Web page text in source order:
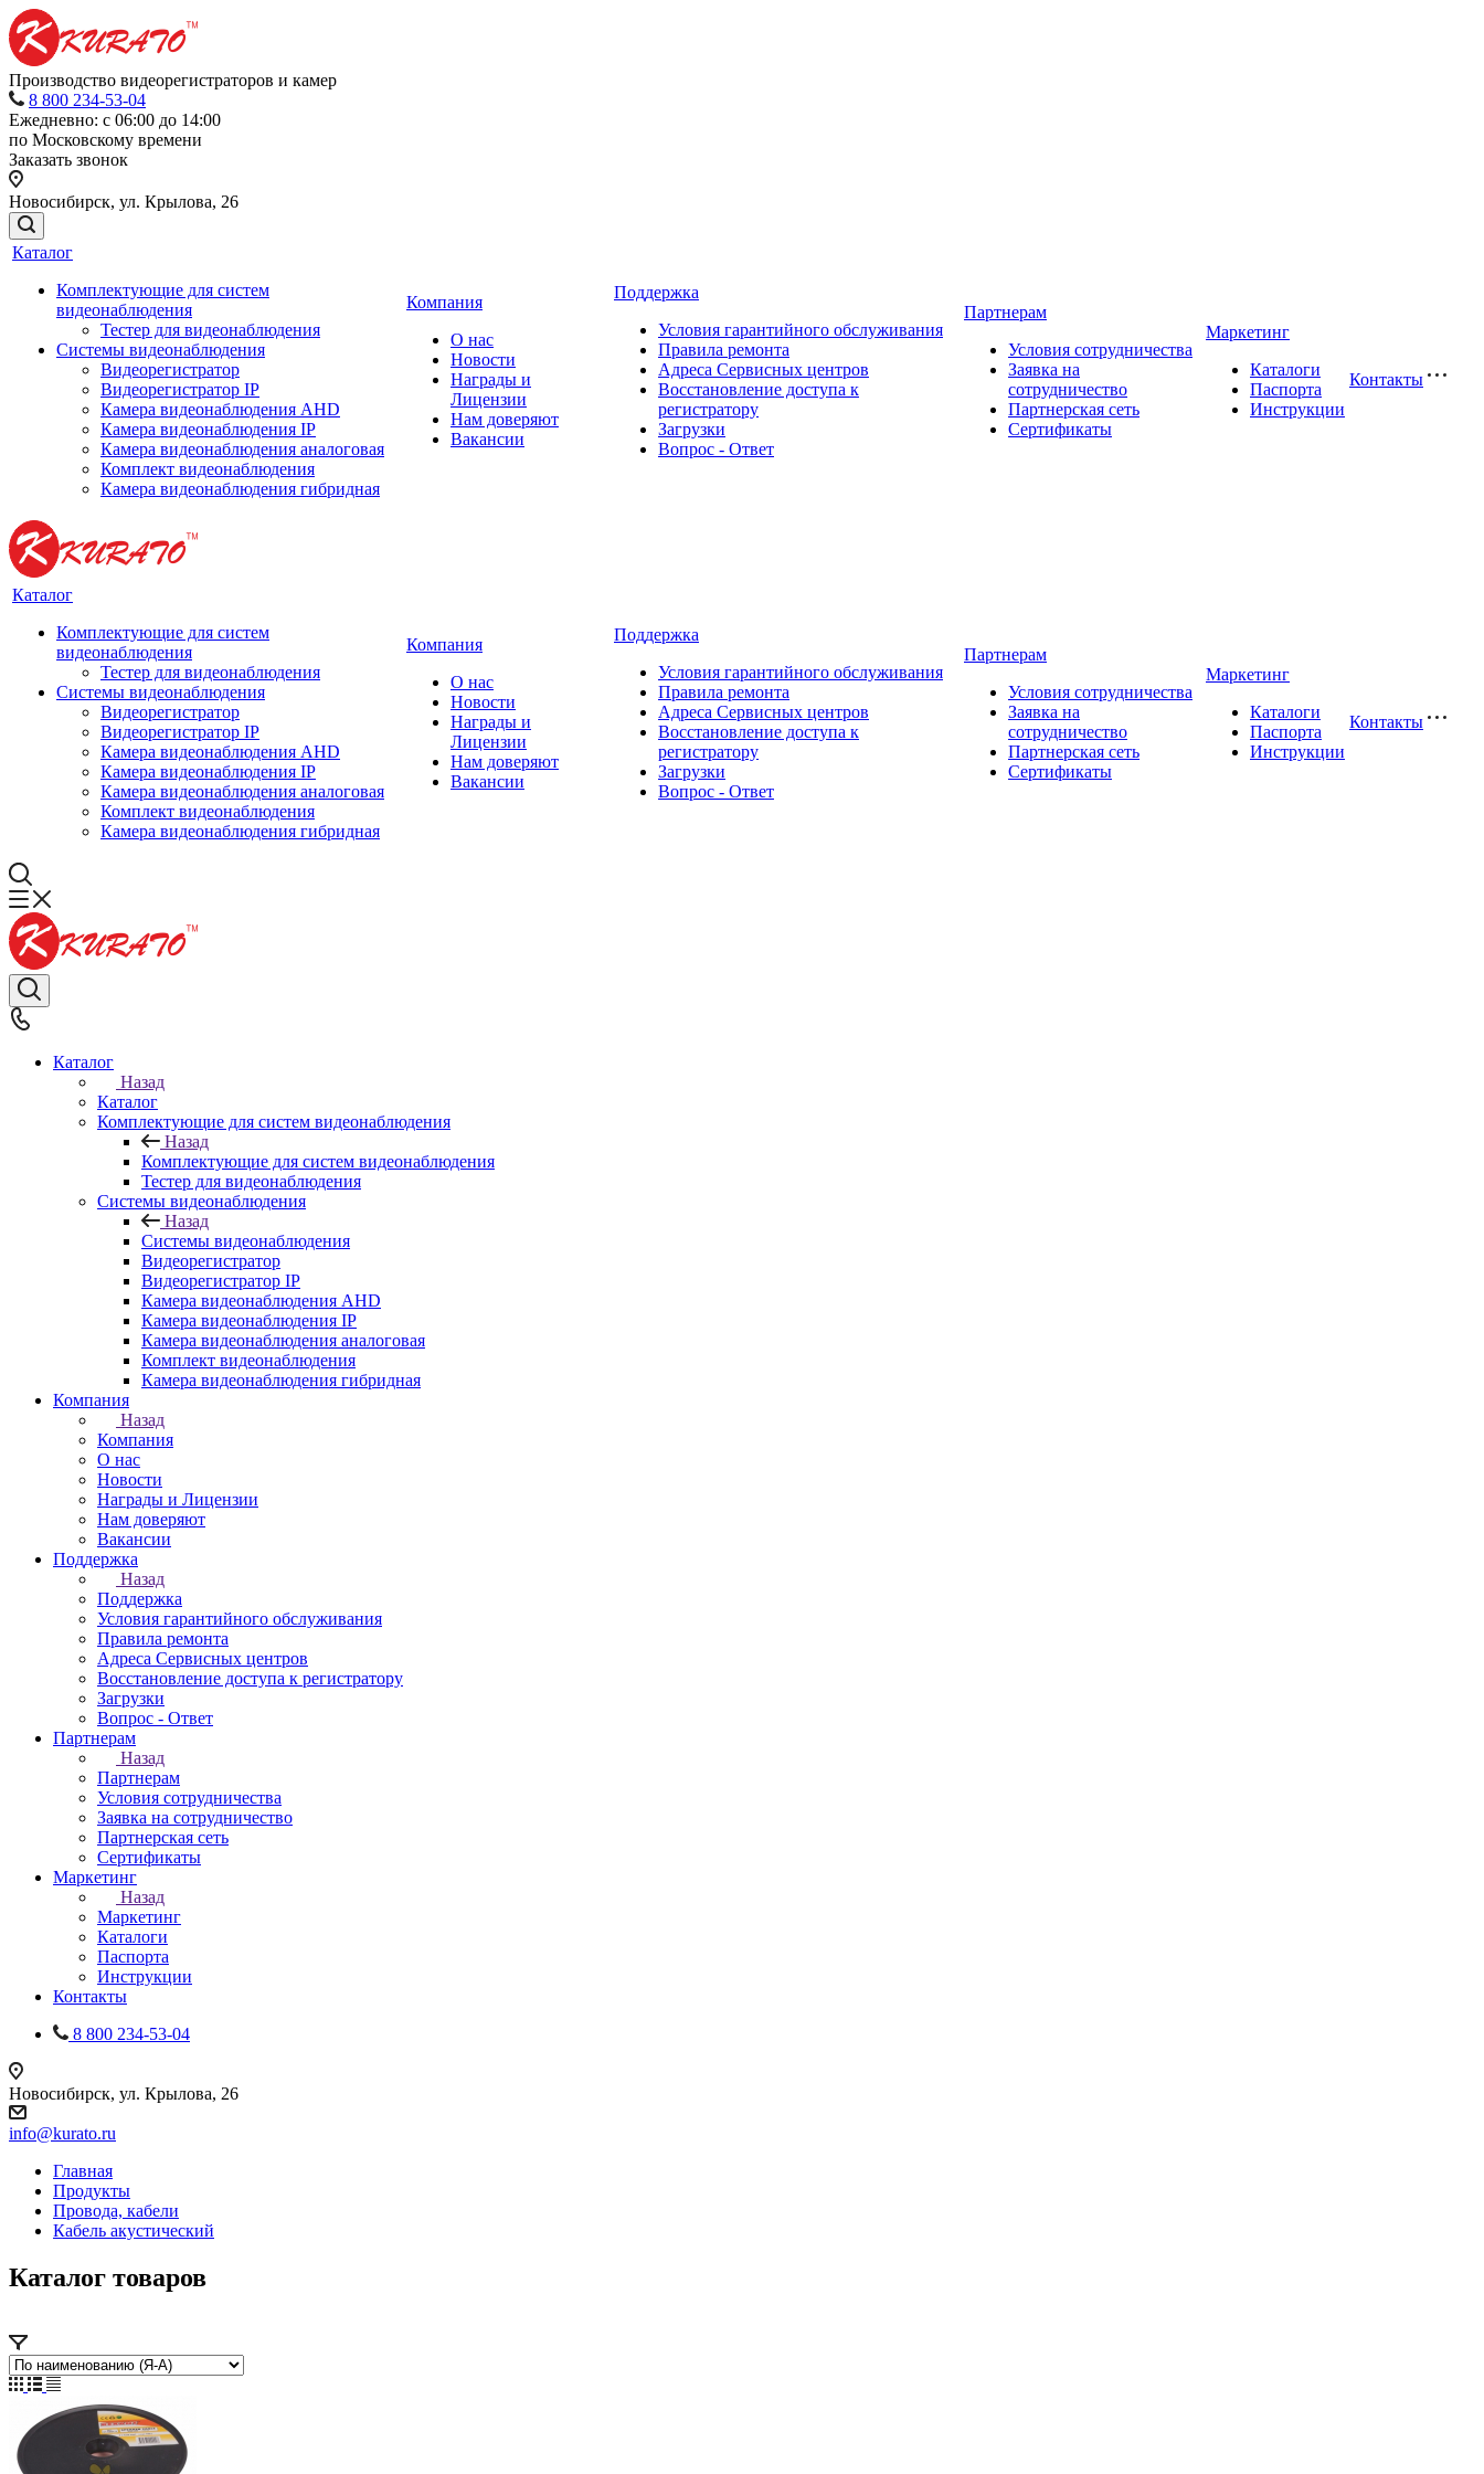
Производство видеорегистраторов и камер
8 800 234-53-04
Ежедневно: с 06:00 до 14:00
по Московскому времени
Заказать звонок
Новосибирск, ул. Крылова, 26
Каталог
Комплектующие для систем
видеонаблюдения
Тестер для видеонаблюдения
Системы видеонаблюдения
Видеорегистратор
Видеорегистратор IP
Камера видеонаблюдения AHD
Камера видеонаблюдения IP
Камера видеонаблюдения аналоговая
Комплект видеонаблюдения
Камера видеонаблюдения гибридная
Компания
О нас
Новости
Награды и
Лицензии
Нам доверяют
Вакансии
Поддержка
Условия гарантийного обслуживания
Правила ремонта
Адреса Сервисных центров
Восстановление доступа к
регистратору
Загрузки
Вопрос - Ответ
Партнерам
Условия сотрудничества
Заявка на
сотрудничество
Партнерская сеть
Сертификаты
Маркетинг
Каталоги
Паспорта
Инструкции
Контакты
Каталог
Комплектующие для систем
видеонаблюдения
Тестер для видеонаблюдения
Системы видеонаблюдения
Видеорегистратор
Видеорегистратор IP
Камера видеонаблюдения AHD
Камера видеонаблюдения IP
Камера видеонаблюдения аналоговая
Комплект видеонаблюдения
Камера видеонаблюдения гибридная
Компания
О нас
Новости
Награды и
Лицензии
Нам доверяют
Вакансии
Поддержка
Условия гарантийного обслуживания
Правила ремонта
Адреса Сервисных центров
Восстановление доступа к
регистратору
Загрузки
Вопрос - Ответ
Партнерам
Условия сотрудничества
Заявка на
сотрудничество
Партнерская сеть
Сертификаты
Маркетинг
Каталоги
Паспорта
Инструкции
Контакты
Каталог
Назад
Каталог
Комплектующие для систем видеонаблюдения
Назад
Комплектующие для систем видеонаблюдения
Тестер для видеонаблюдения
Системы видеонаблюдения
Назад
Системы видеонаблюдения
Видеорегистратор
Видеорегистратор IP
Камера видеонаблюдения AHD
Камера видеонаблюдения IP
Камера видеонаблюдения аналоговая
Комплект видеонаблюдения
Камера видеонаблюдения гибридная
Компания
Назад
Компания
О нас
Новости
Награды и Лицензии
Нам доверяют
Вакансии
Поддержка
Назад
Поддержка
Условия гарантийного обслуживания
Правила ремонта
Адреса Сервисных центров
Восстановление доступа к регистратору
Загрузки
Вопрос - Ответ
Партнерам
Назад
Партнерам
Условия сотрудничества
Заявка на сотрудничество
Партнерская сеть
Сертификаты
Маркетинг
Назад
Маркетинг
Каталоги
Паспорта
Инструкции
Контакты
8 800 234-53-04
Новосибирск, ул. Крылова, 26
info@kurato.ru
Главная
Продукты
Провода, кабели
Кабель акустический
Каталог товаров